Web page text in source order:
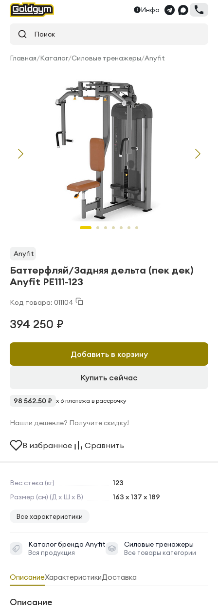
Инфо
Поиск
Главная/Каталог/Силовые тренажеры/Anyfit
Anyfit
Баттерфляй/Задняя дельта (пек дек)
Anyfit PE111-123
Код товара: 011104
Вес стека (кг)
123
Размер (см) (Д х Ш х В)
163 х 137 х 189
Все характеристики
Каталог бренда Anyfit
Вся продукция
Силовые тренажеры
Все товары категории
394 250 ₽
Добавить в корзину
Купить сейчас
98 562.50 ₽ x 6 платежа в рассрочку
Нашли дешевле? Получите скидку!
В избранное Сравнить
ОписаниеХарактеристикиДоставка
Описание